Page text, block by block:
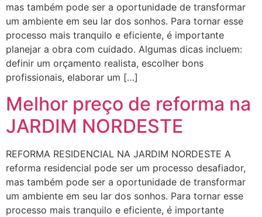
mas também pode ser a oportunidade de transformar
um ambiente em seu lar dos sonhos. Para tornar esse
processo mais tranquilo e eficiente, é importante
planejar a obra com cuidado. Algumas dicas incluem:
definir um orçamento realista, escolher bons
profissionais, elaborar um […]
Melhor preço de reforma na
JARDIM NORDESTE
REFORMA RESIDENCIAL NA JARDIM NORDESTE A
reforma residencial pode ser um processo desafiador,
mas também pode ser a oportunidade de transformar
um ambiente em seu lar dos sonhos. Para tornar esse
processo mais tranquilo e eficiente, é importante